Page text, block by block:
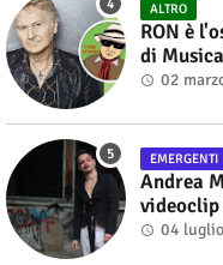
ALTRO
RON è
di
Alberto
02
EMERGENTI
Andrea
videoclip
04 luglio